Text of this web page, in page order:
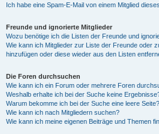
Ich habe eine Spam-E-Mail von einem Mitglied
Freunde und ignorierte Mitglieder
Wozu benötige ich die Listen der Freunde und
Wie kann ich Mitglieder zur Liste der Freunde oder
hinzufügen oder diese wieder aus den Listen
Die Foren durchsuchen
Wie kann ich ein Forum oder mehrere Foren
Weshalb erhalte ich bei der Suche keine
Warum bekomme ich bei der Suche eine leere Seite?
Wie kann ich nach Mitgliedern suchen?
Wie kann ich meine eigenen Beiträge und Themen